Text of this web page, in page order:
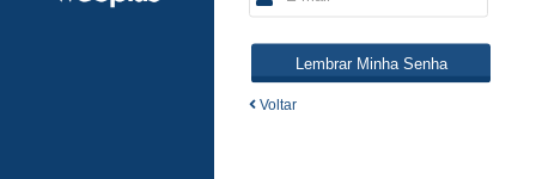
Voltar